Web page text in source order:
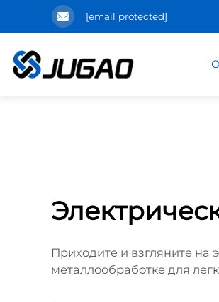
[email protected]
Приходите и взгляните
металлообработке для